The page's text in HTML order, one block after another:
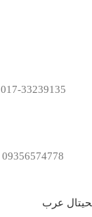
017-33239135
09356574778